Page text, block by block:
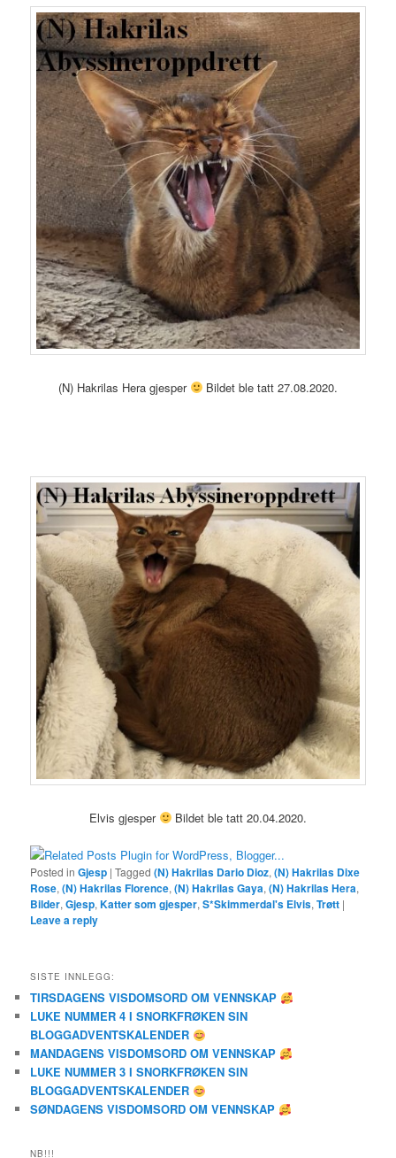
(N) Hakrilas Hera gjesper Bildet ble tatt 27.08.2020.
Elvis gjesper Bildet ble tatt 20.04.2020.
Posted in Gjesp |Tagged (N) Hakrilas Dario Dioz,(N) Hakrilas Dixe
Rose,(N) Hakrilas Florence,(N) Hakrilas Gaya,(N) Hakrilas Hera,
Bilder,Gjesp,Katter som gjesper,S*Skimmerdal's Elvis,Trøtt |
Leave a reply
SISTE INNLEGG:
TIRSDAGENS VISDOMSORD OM VENNSKAP
LUKE NUMMER 4 I SNORKFRØKEN SIN
BLOGGADVENTSKALENDER
MANDAGENS VISDOMSORD OM VENNSKAP
LUKE NUMMER 3 I SNORKFRØKEN SIN
BLOGGADVENTSKALENDER
SØNDAGENS VISDOMSORD OM VENNSKAP
NB!!!